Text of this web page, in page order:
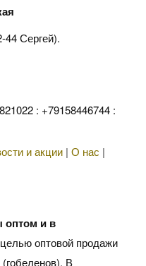
44 Сергей).
: +79158446744 :
и акции | О нас |
оптом и в
оптовой продажи
В